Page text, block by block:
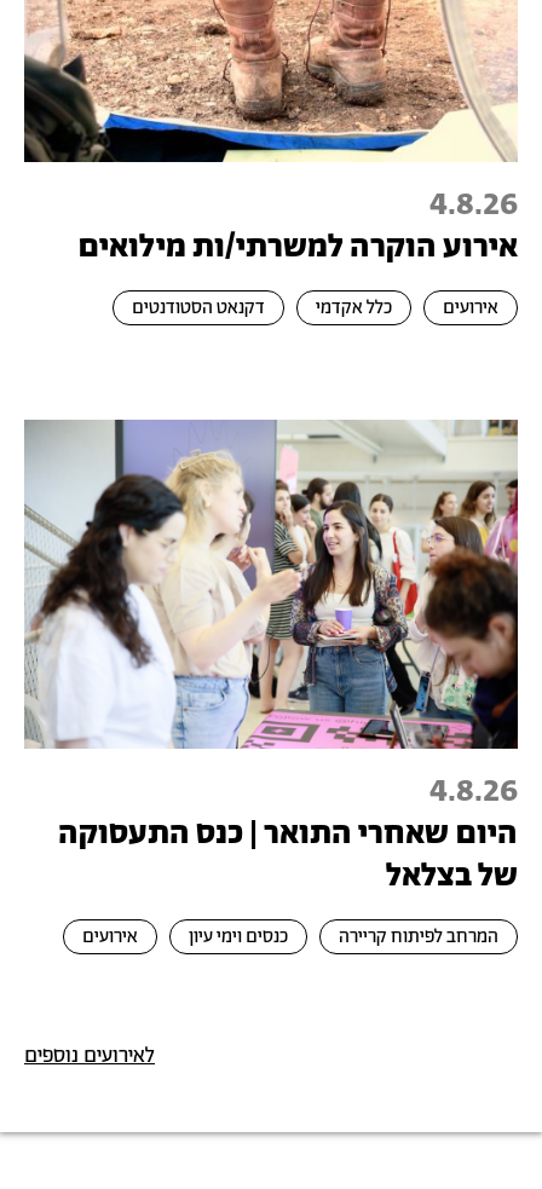
4.8.26
אירוע הוקרה למשרתי/ות מילואים
אירועים כלל אקדמי דקנאט הסטודנטים
4.8.26
היום שאחרי התואר | כנס התעסוקה
של בצלאל
המרחב לפיתוח קריירה כנסים וימי עיון אירועים
לאירועים נוספים